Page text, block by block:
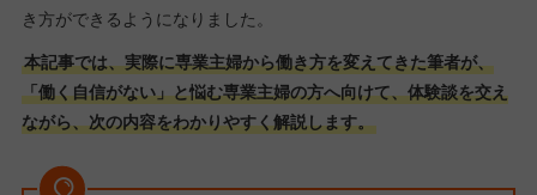
き方ができるようになりました。
本記事では、実際に専業主婦から働き方を変えてきた筆者が、
「働く自信がない」と悩む専業主婦の方へ向けて、体験談を交え
ながら、次の内容をわかりやすく解説します。